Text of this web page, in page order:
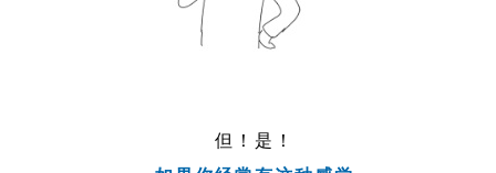
但！是！